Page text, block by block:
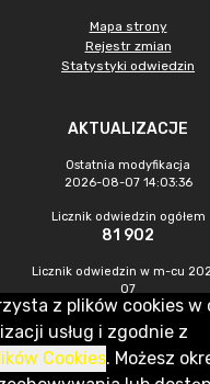
Mapa strony
Rejestr zmian
Statystyki odwiedzin
AKTUALIZACJE
Ostatnia modyfikacja
2026-08-07 14:03:36
Licznik odwiedzin ogółem
81 902
Licznik odwiedzin w m-cu
07
1 680
Sp. z o.o.
z plików cookies w
usług i zgodnie z
Cookies. Możesz